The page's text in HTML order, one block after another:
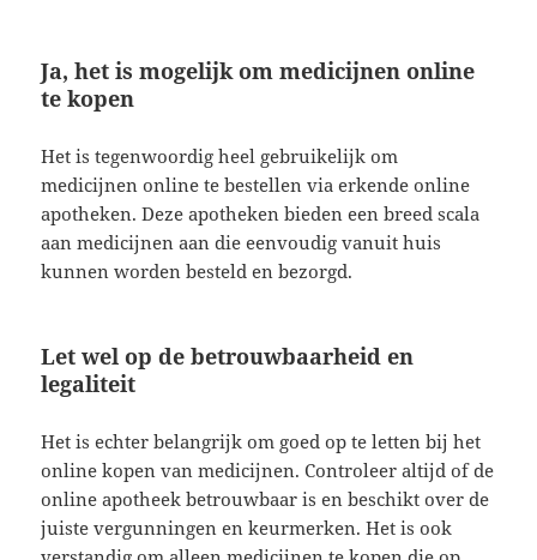
Ja, het is mogelijk om medicijnen online
te kopen
Het is tegenwoordig heel gebruikelijk om
medicijnen online te bestellen via erkende online
apotheken. Deze apotheken bieden een breed scala
aan medicijnen aan die eenvoudig vanuit huis
kunnen worden besteld en bezorgd.
Let wel op de betrouwbaarheid en
legaliteit
Het is echter belangrijk om goed op te letten bij het
online kopen van medicijnen. Controleer altijd of de
online apotheek betrouwbaar is en beschikt over de
juiste vergunningen en keurmerken. Het is ook